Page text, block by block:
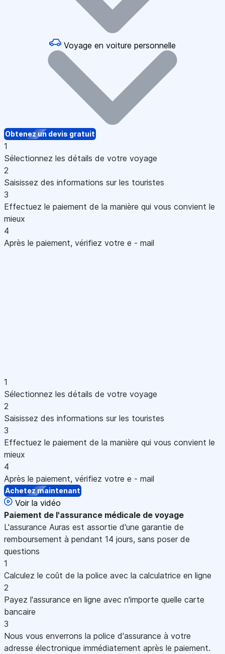
Voyage en voiture personnelle
Obtenez un devis gratuit
1
Sélectionnez les détails de votre voyage
2
Saisissez des informations sur les touristes
3
Effectuez le paiement de la manière qui vous convient le
mieux
4
Après le paiement, vérifiez votre e - mail
1
Sélectionnez les détails de votre voyage
2
Saisissez des informations sur les touristes
3
Effectuez le paiement de la manière qui vous convient le
mieux
4
Après le paiement, vérifiez votre e - mail
Achetez maintenant
Voir la vidéo
Paiement de l'assurance médicale de voyage
L'assurance Auras est assortie d'une garantie de
remboursement à pendant 14 jours, sans poser de
questions
1
Calculez le coût de la police avec la calculatrice en ligne
2
Payez l'assurance en ligne avec n'importe quelle carte
bancaire
3
Nous vous enverrons la police d'assurance à votre
adresse électronique immédiatement après le paiement.